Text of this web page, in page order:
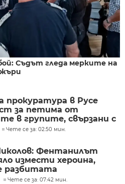
Съдът гледа мерките на
прокуратура в Русе
за петима от
в групите, свързани с
за
Чете се за: 02:50 мин.
Фентанилът
измести хероина,
разбитата
да е единствената у
Чете се за: 07:42 мин.